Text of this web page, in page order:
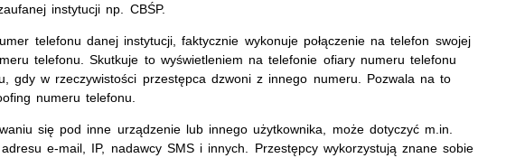
instytucji np. CBŚP.
telefonu danej instytucji, faktycznie wykonuje połączenie na telefon swojej
telefonu. Skutkuje to wyświetleniem na telefonie ofiary numeru telefonu
gdy w rzeczywistości przestępca dzwoni z innego numeru. Pozwala na to
numeru telefonu.
się pod inne urządzenie lub innego użytkownika, może dotyczyć m.in.
e-mail, IP, nadawcy SMS i innych. Przestępcy wykorzystują znane sobie